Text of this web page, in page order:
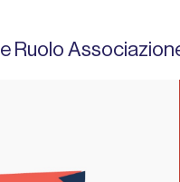
Ruolo